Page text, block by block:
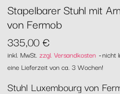
Stapelbarer Stuhl mit
von Fermob
335,00 €
inkl. MwSt. zzgl. Versandkosten nicht
eine Lieferzeit von ca. 3 Wochen!
Stuhl Luxembourg von